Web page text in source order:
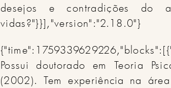
desejos e contradições do
vidas?"}}],"version":"2.18.0"}
Possui doutorado em Teoria
(2002). Tem experiência na